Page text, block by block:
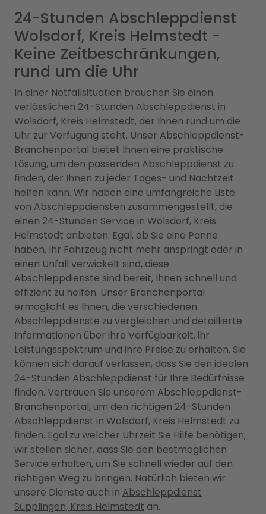
24-Stunden Abschleppdienst
Wolsdorf, Kreis Helmstedt -
Keine Zeitbeschränkungen,
rund um die Uhr
In einer Notfallsituation brauchen Sie einen
verlässlichen 24-Stunden Abschleppdienst in
Wolsdorf, Kreis Helmstedt, der Ihnen rund um die
Uhr zur Verfügung steht. Unser Abschleppdienst-
Branchenportal bietet Ihnen eine praktische
Lösung, um den passenden Abschleppdienst zu
finden, der Ihnen zu jeder Tages- und Nachtzeit
helfen kann. Wir haben eine umfangreiche Liste
von Abschleppdiensten zusammengestellt, die
einen 24-Stunden Service in Wolsdorf, Kreis
Helmstedt anbieten. Egal, ob Sie eine Panne
haben, Ihr Fahrzeug nicht mehr anspringt oder in
einen Unfall verwickelt sind, diese
Abschleppdienste sind bereit, Ihnen schnell und
effizient zu helfen. Unser Branchenportal
ermöglicht es Ihnen, die verschiedenen
Abschleppdienste zu vergleichen und detaillierte
Informationen über ihre Verfügbarkeit, ihr
Leistungsspektrum und ihre Preise zu erhalten. Sie
können sich darauf verlassen, dass Sie den idealen
24-Stunden Abschleppdienst für Ihre Bedürfnisse
finden. Vertrauen Sie unserem Abschleppdienst-
Branchenportal, um den richtigen 24-Stunden
Abschleppdienst in Wolsdorf, Kreis Helmstedt zu
finden. Egal zu welcher Uhrzeit Sie Hilfe benötigen,
wir stellen sicher, dass Sie den bestmöglichen
Service erhalten, um Sie schnell wieder auf den
richtigen Weg zu bringen. Natürlich bieten wir
unsere Dienste auch in Abschleppdienst
Süpplingen, Kreis Helmstedt an.